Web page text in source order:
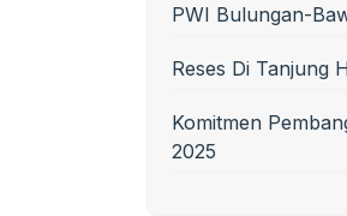
PWI Bulungan-
Reses Di Tanjung
Komitmen
2025